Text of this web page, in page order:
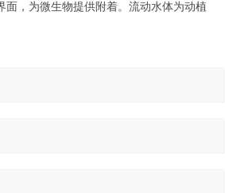
，为微生物提供附着。流动水体为动植